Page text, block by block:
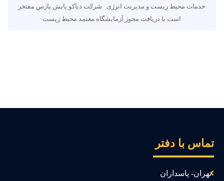
خدمات محیط زیست و مدیریت انرژی شرکت دیاکو پایش پارس مفتخر
است با دریافت مجوز آزمایشگاه معتمد محیط زیست
با دفتر
تهران- پاسداران